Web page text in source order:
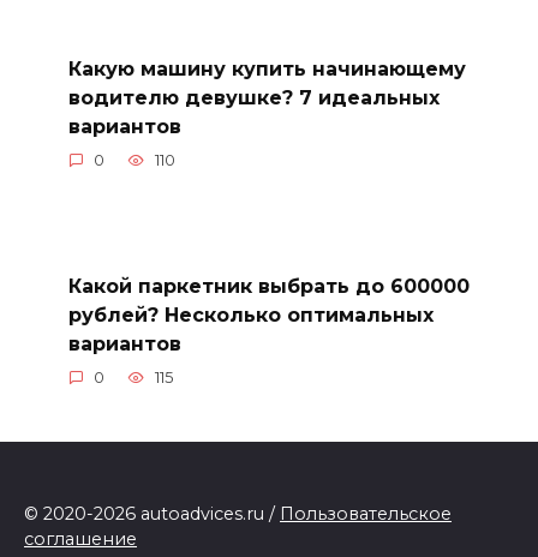
Какую машину купить начинающему
водителю девушке? 7 идеальных
вариантов
0 110
Какой паркетник выбрать до 600000
рублей? Несколько оптимальных
вариантов
0 115
© 2020-2026 autoadvices.ru / Пользовательское
соглашение